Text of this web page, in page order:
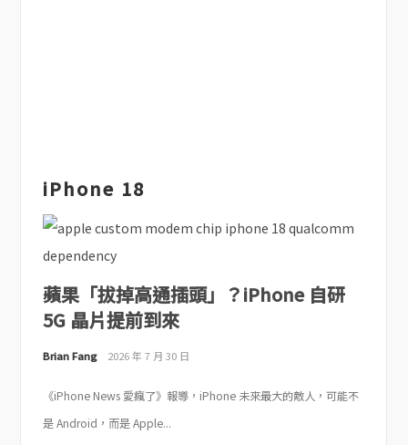
iPhone 18
蘋果「拔掉高通插頭」？iPhone 自研
5G 晶片提前到來
Brian Fang 2026 年 7 月 30 日
《iPhone News 愛瘋了》報導，iPhone 未來最大的敵人，可能不
是 Android，而是 Apple...